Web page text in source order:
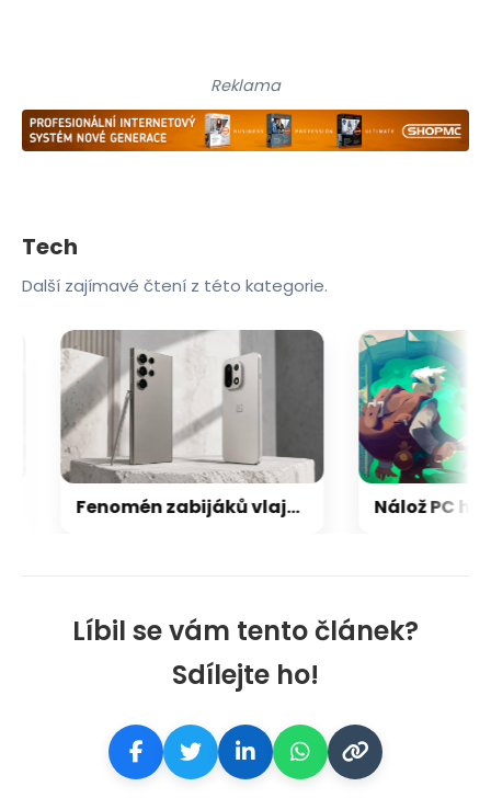
Líbil se vám tento článek?
Sdílejte ho!
Reklama
Tech
Další zajímavé čtení z této kategorie.
Fenomén zabijáků vlajkových lodí: jak noví hráči dokázali přechytračit mobilní obry